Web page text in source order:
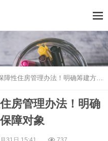
住房管理办法！明确筹建方式、保障对象
房管理办法！明确
障对象